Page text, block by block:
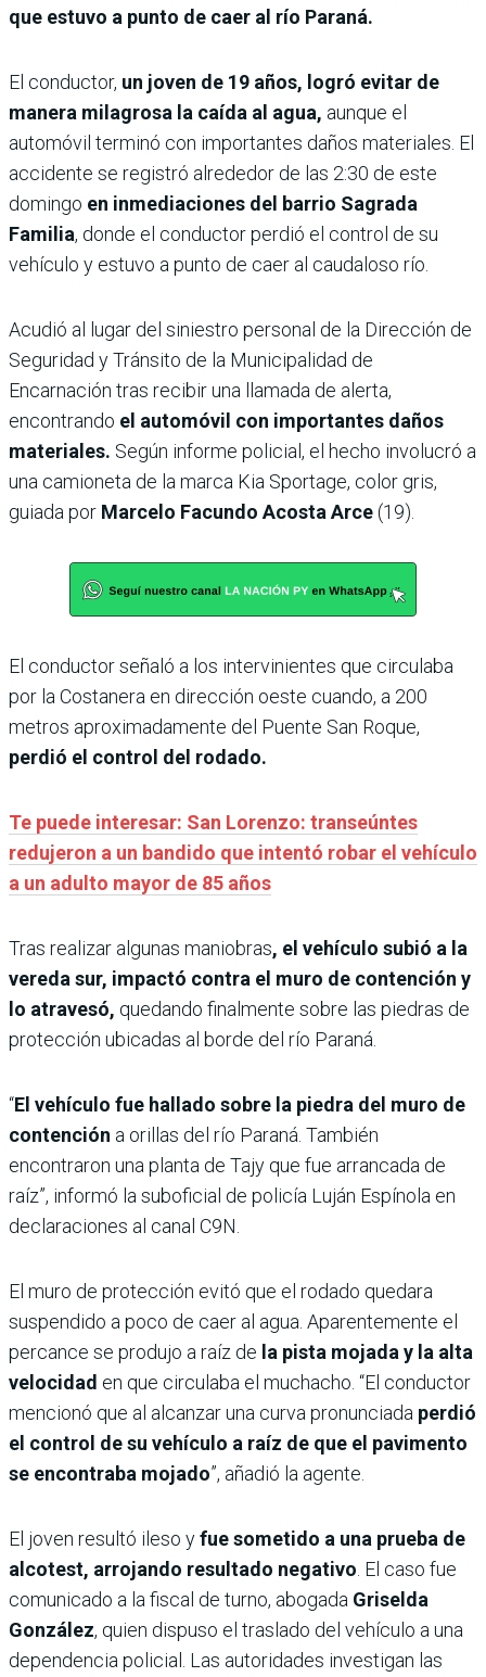
que estuvo a punto de caer al río Paraná.
El conductor, un joven de 19 años, logró evitar de
manera milagrosa la caída al agua, aunque el
automóvil terminó con importantes daños materiales. El
accidente se registró alrededor de las 2:30 de este
domingo en inmediaciones del barrio Sagrada
Familia, donde el conductor perdió el control de su
vehículo y estuvo a punto de caer al caudaloso río.
Acudió al lugar del siniestro personal de la Dirección de
Seguridad y Tránsito de la Municipalidad de
Encarnación tras recibir una llamada de alerta,
encontrando el automóvil con importantes daños
materiales. Según informe policial, el hecho involucró a
una camioneta de la marca Kia Sportage, color gris,
guiada por Marcelo Facundo Acosta Arce(19).
El conductor señaló a los intervinientes que circulaba
por la Costanera en dirección oeste cuando, a 200
metros aproximadamente del Puente San Roque,
perdió el control del rodado.
Te puede interesar: San Lorenzo: transeúntes
redujeron a un bandido que intentó robar el vehículo
a un adulto mayor de 85 años
Tras realizar algunas maniobras, el vehículo subió a la
vereda sur, impactó contra el muro de contención y
lo atravesó, quedando finalmente sobre las piedras de
protección ubicadas al borde del río Paraná.
“El vehículo fue hallado sobre la piedra del muro de
contención a orillas del río Paraná. También
encontraron una planta de Tajy que fue arrancada de
raíz”, informó la suboficial de policía Luján Espínola en
declaraciones al canal C9N.
El muro de protección evitó que el rodado quedara
suspendido a poco de caer al agua. Aparentemente el
percance se produjo a raíz de la pista mojada y la alta
velocidad en que circulaba el muchacho. “El conductor
mencionó que al alcanzar una curva pronunciada perdió
el control de su vehículo a raíz de que el pavimento
se encontraba mojado”, añadió la agente.
El joven resultó ileso yfue sometido a una prueba de
alcotest, arrojando resultado negativo. El caso fue
comunicado a la fiscal de turno, abogada Griselda
González, quien dispuso el traslado del vehículo a una
dependencia policial. Las autoridades investigan las